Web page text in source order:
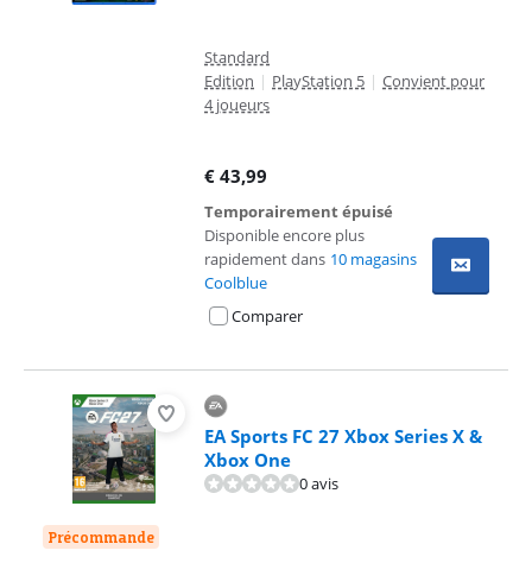
Standard
Edition | PlayStation 5 | Convient pour
4 joueurs
€ 43,99
Temporairement épuisé
Disponible encore plus
rapidement dans 10 magasins
Coolblue
Comparer
Précommande
EA Sports FC 27 Xbox Series X &
Xbox One
0 avis